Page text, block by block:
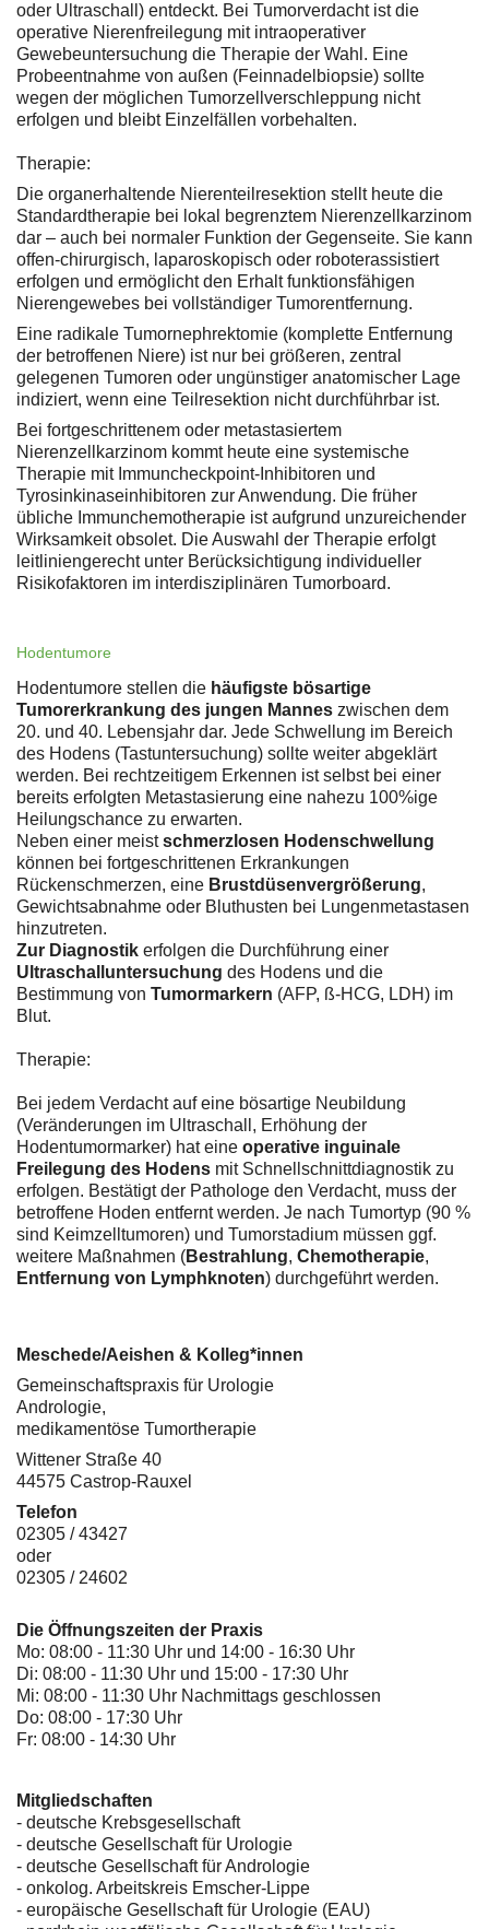
oder Ultraschall) entdeckt. Bei Tumorverdacht ist die
operative Nierenfreilegung mit intraoperativer
Gewebeuntersuchung die Therapie der Wahl. Eine
Probeentnahme von außen (Feinnadelbiopsie) sollte
wegen der möglichen Tumorzellverschleppung nicht
erfolgen und bleibt Einzelfällen vorbehalten.
Therapie:
Die organerhaltende Nierenteilresektion stellt heute die
Standardtherapie bei lokal begrenztem Nierenzellkarzinom
dar – auch bei normaler Funktion der Gegenseite. Sie kann
offen-chirurgisch, laparoskopisch oder roboterassistiert
erfolgen und ermöglicht den Erhalt funktionsfähigen
Nierengewebes bei vollständiger Tumorentfernung.
Eine radikale Tumornephrektomie (komplette Entfernung
der betroffenen Niere) ist nur bei größeren, zentral
gelegenen Tumoren oder ungünstiger anatomischer Lage
indiziert, wenn eine Teilresektion nicht durchführbar ist.
Bei fortgeschrittenem oder metastasiertem
Nierenzellkarzinom kommt heute eine systemische
Therapie mit Immuncheckpoint-Inhibitoren und
Tyrosinkinaseinhibitoren zur Anwendung. Die früher
übliche Immunchemotherapie ist aufgrund unzureichender
Wirksamkeit obsolet. Die Auswahl der Therapie erfolgt
leitliniengerecht unter Berücksichtigung individueller
Risikofaktoren im interdisziplinären Tumorboard.
Hodentumore
Hodentumore stellen die häufigste bösartige
Tumorerkrankung des jungen Mannes zwischen dem
20. und 40. Lebensjahr dar. Jede Schwellung im Bereich
des Hodens (Tastuntersuchung) sollte weiter abgeklärt
werden. Bei rechtzeitigem Erkennen ist selbst bei einer
bereits erfolgten Metastasierung eine nahezu 100%ige
Heilungschance zu erwarten.
Neben einer meistschmerzlosen Hodenschwellung
können bei fortgeschrittenen Erkrankungen
Rückenschmerzen, eine Brustdüsenvergrößerung,
Gewichtsabnahme oder Bluthusten bei Lungenmetastasen
hinzutreten.
Zur Diagnostik erfolgen die Durchführung einer
Ultraschalluntersuchung des Hodens und die
Bestimmung von Tumormarkern (AFP, ß-HCG, LDH) im
Blut.
Therapie:
Bei jedem Verdacht auf eine bösartige Neubildung
(Veränderungen im Ultraschall, Erhöhung der
Hodentumormarker) hat eine operative inguinale
Freilegung des Hodens mit Schnellschnittdiagnostik zu
erfolgen. Bestätigt der Pathologe den Verdacht, muss der
betroffene Hoden entfernt werden. Je nach Tumortyp (90 %
sind Keimzelltumoren) und Tumorstadium müssen ggf.
weitere Maßnahmen (Bestrahlung, Chemotherapie,
Entfernung von Lymphknoten) durchgeführt werden.
Meschede/Aeishen & Kolleg*innen
Gemeinschaftspraxis für Urologie
Andrologie,
medikamentöse Tumortherapie
Wittener Straße 40
44575 Castrop-Rauxel
Telefon
02305 / 43427
oder
02305 / 24602
Die Öffnungszeiten der Praxis
Mo: 08:00 - 11:30 Uhr und 14:00 - 16:30 Uhr
Di: 08:00 - 11:30 Uhr und 15:00 - 17:30 Uhr
Mi: 08:00 - 11:30 Uhr Nachmittags geschlossen
Do: 08:00 - 17:30 Uhr
Fr: 08:00 - 14:30 Uhr
Mitgliedschaften
- deutsche Krebsgesellschaft
- deutsche Gesellschaft für Urologie
- deutsche Gesellschaft für Andrologie
- onkolog. Arbeitskreis Emscher-Lippe
- europäische Gesellschaft für Urologie (EAU)